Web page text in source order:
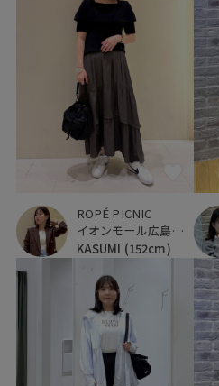
ROPÉ PICNIC
イオンモール広島府中
KASUMI (152cm)